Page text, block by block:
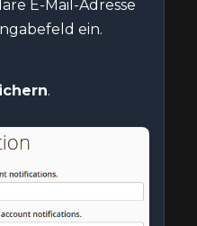
E-Mail-Adresse
ein.
.